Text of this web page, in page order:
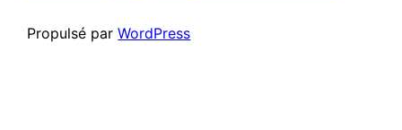
Propulsé parWordPress